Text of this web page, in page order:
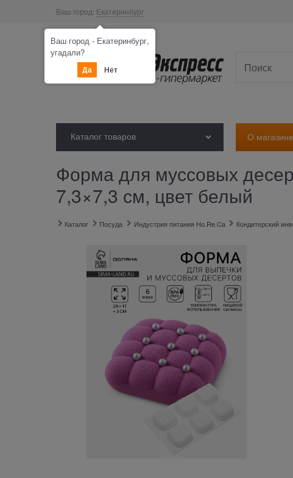
Ваш город: Екатеринбург
Каталог товаров О магазине
Форма для муссовых
7,3×7,3 см, цвет белый
Каталог Посуда Индустрия питания Ho.Re.Ca Кондитерский
Ваш город - Екатеринбург,
угадали?
Да Нет